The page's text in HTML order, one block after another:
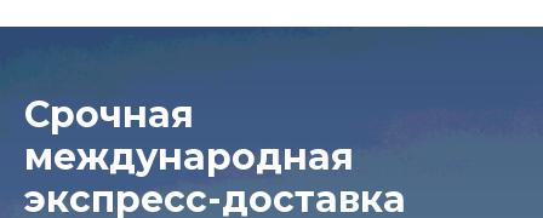
Срочная
международная
экспресс-доставка